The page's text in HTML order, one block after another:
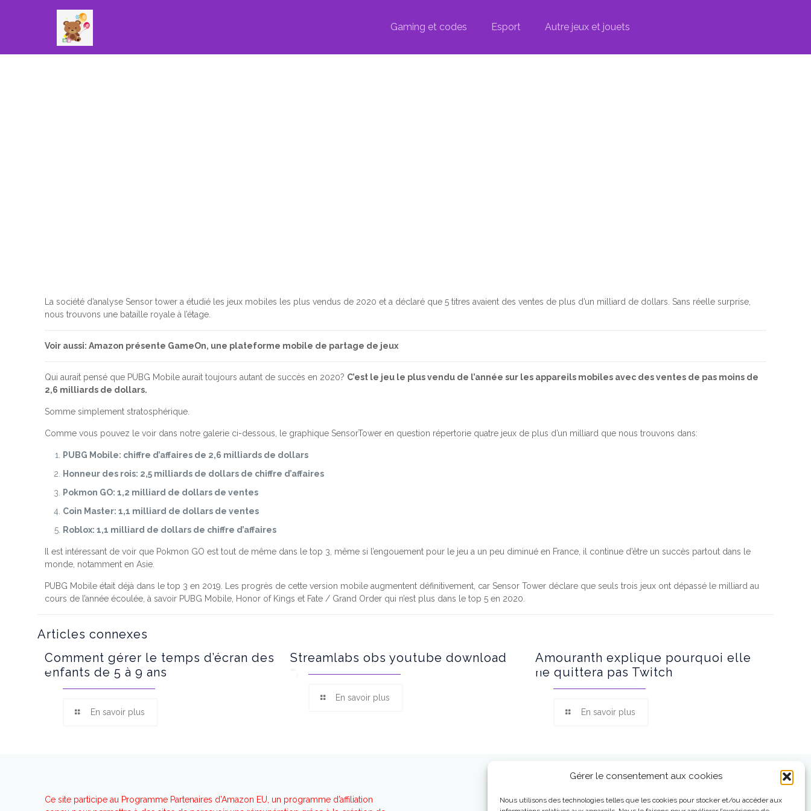
Gérer le consentement aux cookies
Nous utilisons des technologies telles que les cookies pour stocker et/ou accéder aux
Gaming et codes Esport Autre jeux et jouets
La société d’analyse Sensor tower a étudié les jeux mobiles les plus vendus de 2020 et a déclaré que 5 titres avaient des ventes de plus d’un milliard de dollars. Sans réelle surprise,
nous trouvons une bataille royale à l’étage.
Voir aussi: Amazon présente GameOn, une plateforme mobile de partage de jeux
Qui aurait pensé que PUBG Mobile aurait toujours autant de succès en 2020? C’est le jeu le plus vendu de l’année sur les appareils mobiles avec des ventes de pas moins de
2,6 milliards de dollars.
Somme simplement stratosphérique.
Comme vous pouvez le voir dans notre galerie ci-dessous, le graphique SensorTower en question répertorie quatre jeux de plus d’un milliard que nous trouvons dans:
PUBG Mobile: chiffre d’affaires de 2,6 milliards de dollars
Honneur des rois: 2,5 milliards de dollars de chiffre d’affaires
Pokmon GO: 1,2 milliard de dollars de ventes
Coin Master: 1,1 milliard de dollars de ventes
Roblox: 1,1 milliard de dollars de chiffre d’affaires
Il est intéressant de voir que Pokmon GO est tout de même dans le top 3, même si l’engouement pour le jeu a un peu diminué en France, il continue d’être un succès partout dans le
monde, notamment en Asie.
PUBG Mobile était déjà dans le top 3 en 2019. Les progrès de cette version mobile augmentent définitivement, car Sensor Tower déclare que seuls trois jeux ont dépassé le milliard au
cours de l’année écoulée, à savoir PUBG Mobile, Honor of Kings et Fate / Grand Order qui n’est plus dans le top 5 en 2020.
Articles connexes
Comment gérer le temps d’écran des
enfants de 5 à 9 ans
En savoir plus
Streamlabs obs youtube download
En savoir plus
Amouranth explique pourquoi elle
ne quittera pas Twitch
En savoir plus
Ce site participe au Programme Partenaires d’Amazon EU, un programme d’affiliation